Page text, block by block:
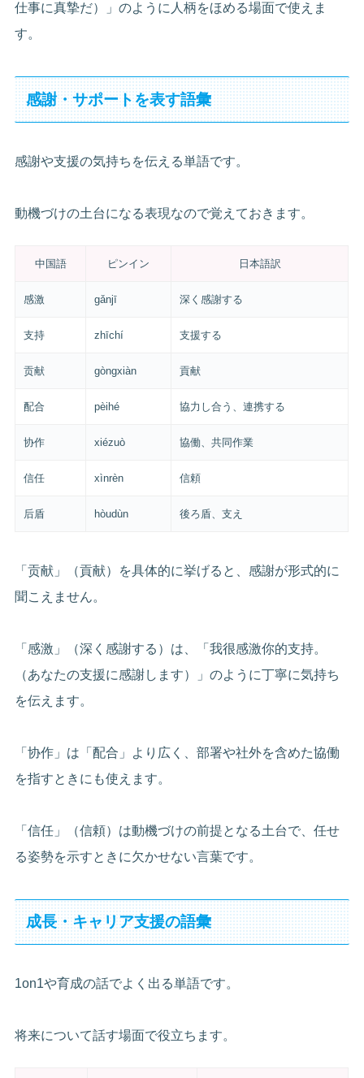
仕事に真摯だ）」のように人柄をほめる場面で使えま
す。
感謝・サポートを表す語彙
感謝や支援の気持ちを伝える単語です。
動機づけの土台になる表現なので覚えておきます。
中国語 ピンイン 日本語訳
感激 gǎnjī 深く感謝する
支持 zhīchí 支援する
贡献 gòngxiàn 貢献
配合 pèihé 協力し合う、連携する
协作 xiézuò 協働、共同作業
信任 xìnrèn 信頼
后盾 hòudùn 後ろ盾、支え
「贡献」（貢献）を具体的に挙げると、感謝が形式的に
聞こえません。
「感激」（深く感謝する）は、「我很感激你的支持。
（あなたの支援に感謝します）」のように丁寧に気持ち
を伝えます。
「协作」は「配合」より広く、部署や社外を含めた協働
を指すときにも使えます。
「信任」（信頼）は動機づけの前提となる土台で、任せ
る姿勢を示すときに欠かせない言葉です。
成長・キャリア支援の語彙
1on1や育成の話でよく出る単語です。
将来について話す場面で役立ちます。